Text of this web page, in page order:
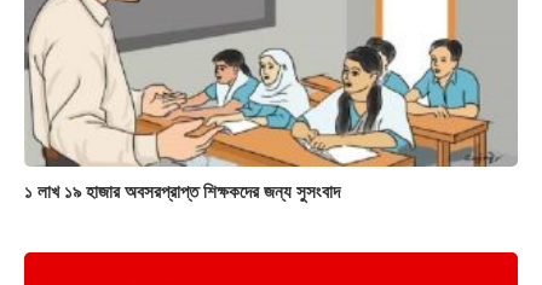
১ লাখ ১৯ হাজার অবসরপ্রাপ্ত শিক্ষকদের জন্য সুসংবাদ